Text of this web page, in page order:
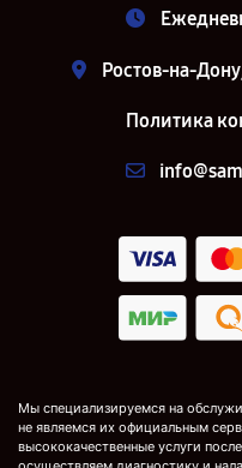
Ростов-на-
Политика
Мы специализируемся на
не являемся их официальным
высококачественные услуги